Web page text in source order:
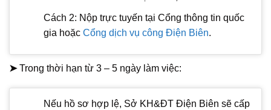
Cách 2: Nộp trực tuyến tại Cổng thông tin quốc
gia hoặc Cổng dịch vụ công Điện Biên.
➤Trong thời hạn từ 3 – 5 ngày làm việc:
Nếu hồ sơ hợp lệ, Sở KH&ĐT Điện Biên sẽ cấp